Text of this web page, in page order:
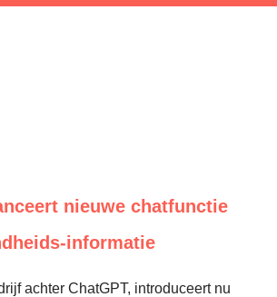
nieuwe chatfunctie
informatie
achter ChatGPT, introduceert nu